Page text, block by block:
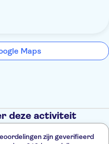
Maps
deze activiteit
zijn geverifieerd